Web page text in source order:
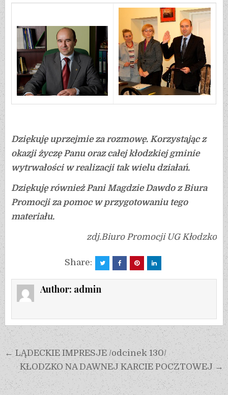
Dziękuję uprzejmie za rozmowę. Korzystając z
okazji życzę Panu oraz całej kłodzkiej gminie
wytrwałości w realizacji tak wielu działań.
Dziękuję również Pani Magdzie Dawdo z Biura
Promocji za pomoc w przygotowaniu tego
materiału.
zdj.Biuro Promocji UG Kłodzko
Share:
Author: admin
← LĄDECKIE IMPRESJE /odcinek 130/
KŁODZKO NA DAWNEJ KARCIE POCZTOWEJ →